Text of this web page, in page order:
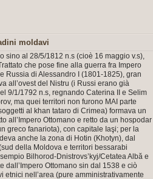
moldavi
sino al 28/5/1812 n.s (cioè 16 maggio v.s),
che pose fine alla guerra fra Impero
Russia di Alessandro I (1801-1825), gran
all’ovest del Nistru (i Russi erano già
9/1/1792 n.s, regnando Caterina II e Selim
ma quei territori non furono MAI parte
al khan tataro di Crimea) formava un
all’Impero Ottomano e retto da un hospodar
greco fanariota), con capitale Iaşi; per la
anche la zona di Hotin (Khotyn), dal
della Moldova e territori bessarabi
Bilhorod-Dnistrovs’kyj/Cetatea Albă e
dall’Impero Ottomano sin dal 1538 e ciò
nell’area (pure amministrativamente